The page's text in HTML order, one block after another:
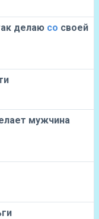
делаю со своей
мужчина